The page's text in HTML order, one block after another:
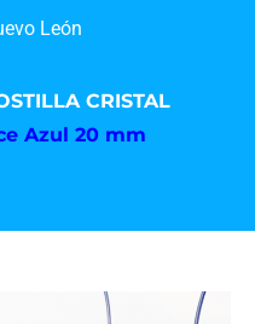
León
CRISTAL
Azul 20 mm